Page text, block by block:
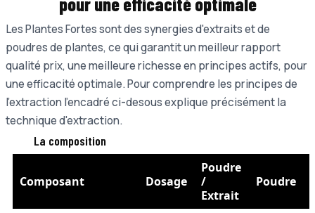
Les Plantes Fortes sont des synergies d'extraits et de
poudres de plantes, ce qui garantit un meilleur rapport
qualité prix, une meilleure richesse en principes actifs, pour
une efficacité optimale. Pour comprendre les principes de
l'extraction l'encadré ci-desous explique précisément la
technique d'extraction.
La composition
Composant Dosage
Poudre
/
Extrait
Poudre